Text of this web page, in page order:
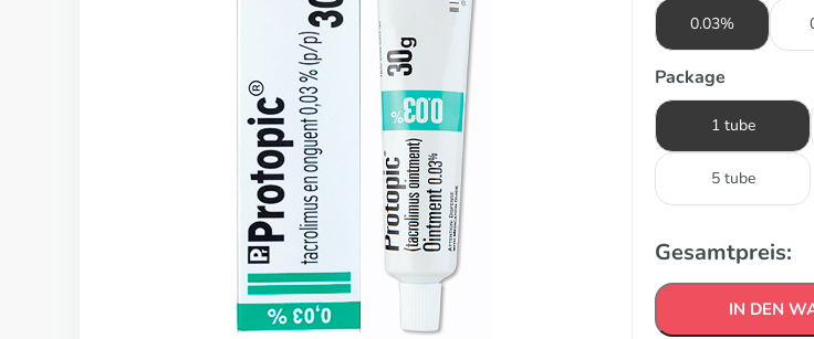
0.03%
Package
1 tube
5 tube
Gesamtpreis:
IN DEN